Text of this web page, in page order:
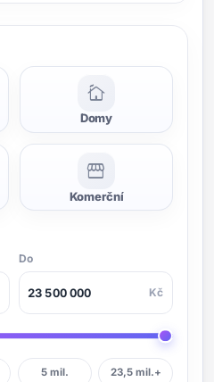
cottage
Domy
storefront
Komerční
Do
Kč
5 mil. 23,5 mil.+